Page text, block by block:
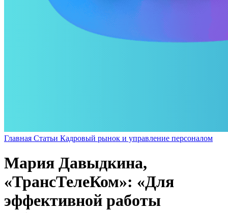
Главная Статьи Кадровый рынок и управление персоналом
Мария Давыдкина,
«ТрансТелеКом»: «Для
эффективной работы